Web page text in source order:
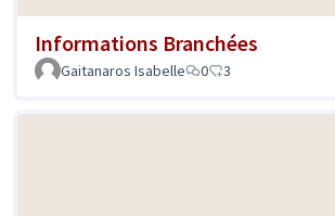
Informations Branchées
Gaitanaros Isabelle
0 3